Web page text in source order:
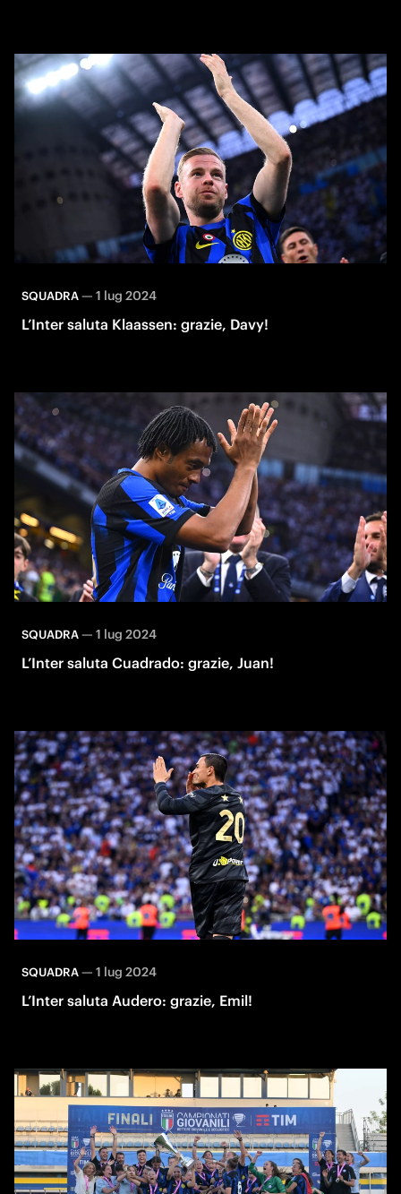
SQUADRA— 1 lug 2024
L’Inter saluta Klaassen: grazie, Davy!
SQUADRA— 1 lug 2024
L’Inter saluta Cuadrado: grazie, Juan!
SQUADRA— 1 lug 2024
L’Inter saluta Audero: grazie, Emil!